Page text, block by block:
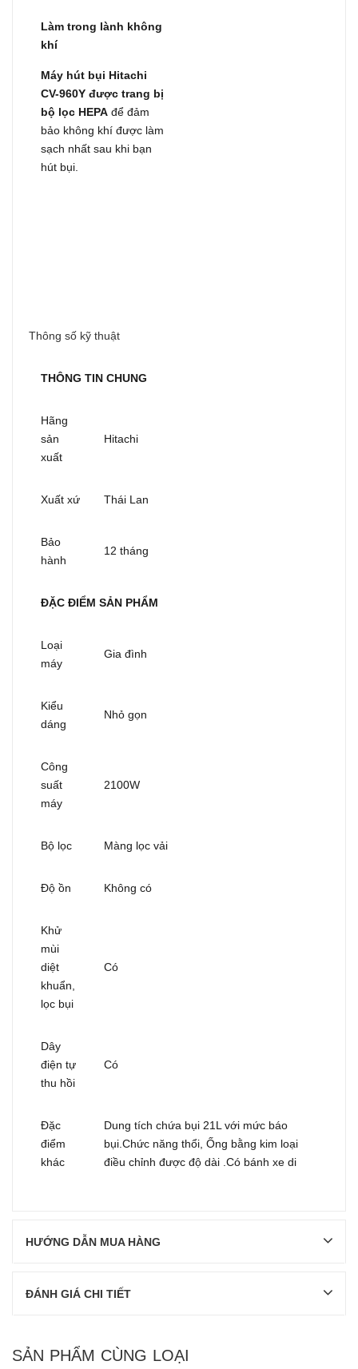
Làm trong lành không
khí
Máy hút bụi Hitachi
CV-960Y được trang bị
bộ lọc HEPA để đảm
bảo không khí được làm
sạch nhất sau khi bạn
hút bụi.
Thông số kỹ thuật
THÔNG TIN CHUNG
Hãng
sản
xuất
Hitachi
Xuất xứ Thái Lan
Bảo
hành
12 tháng
ĐẶC ĐIỂM SẢN PHẨM
Loại
máy
Gia đình
Kiểu
dáng
Nhỏ gọn
Công
suất
máy
2100W
Bộ lọc Màng lọc vải
Độ ồn Không có
Khử
mùi
diệt
khuẩn,
lọc bụi
Có
Dây
điện tự
thu hồi
Có
Đặc
điểm
khác
Dung tích chứa bụi 21L với mức báo
bụi.Chức năng thổi, Ống bằng kim loại
điều chỉnh được độ dài .Có bánh xe di
HƯỚNG DẪN MUA HÀNG
ĐÁNH GIÁ CHI TIẾT
SẢN PHẨM CÙNG LOẠI